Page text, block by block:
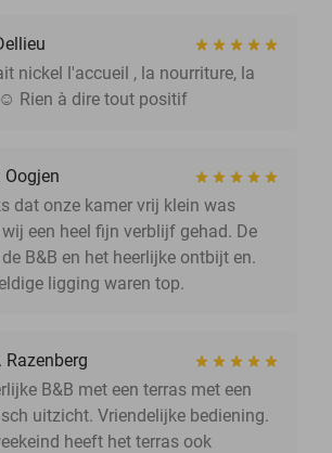
nickel l'accueil , la nourriture, la
Rien à dire tout positif
Oogjen
dat onze kamer vrij klein was
een heel fijn verblijf gehad. De
B&B en het heerlijke ontbijt en.
ligging waren top.
Razenberg
B&B met een terras met een
uitzicht. Vriendelijke bediening.
heeft het terras ook